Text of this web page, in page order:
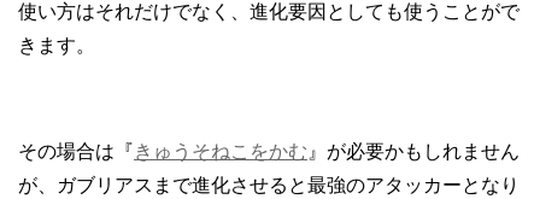
使い方はそれだけでなく、進化要因としても使うことがで
きます。
その場合は『きゅうそねこをかむ 』が必要かもしれません
が、ガブリアスまで進化させると最強のアタッカーとなり